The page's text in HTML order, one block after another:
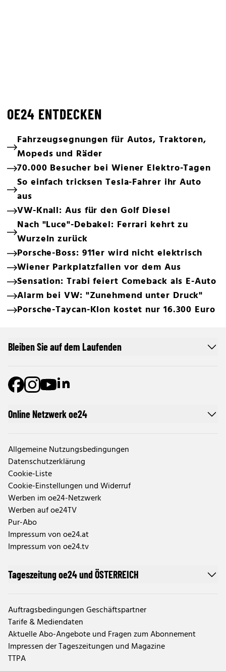
OE24 ENTDECKEN
Fahrzeugsegnungen für Autos, Traktoren,
Mopeds und Räder
70.000 Besucher bei Wiener Elektro-Tagen
So einfach tricksen Tesla-Fahrer ihr Auto
aus
VW-Knall: Aus für den Golf Diesel
Nach "Luce"-Debakel: Ferrari kehrt zu
Wurzeln zurück
Porsche-Boss: 911er wird nicht elektrisch
Wiener Parkplatzfallen vor dem Aus
Sensation: Trabi feiert Comeback als E-Auto
Alarm bei VW: "Zunehmend unter Druck"
Porsche-Taycan-Klon kostet nur 16.300 Euro
Online Netzwerk oe24
Allgemeine Nutzungsbedingungen
Datenschutzerklärung
Cookie-Liste
Cookie-Einstellungen und Widerruf
Werben im oe24-Netzwerk
Werben auf oe24TV
Pur-Abo
Impressum von oe24.at
Impressum von oe24.tv
Tageszeitung oe24 und ÖSTERREICH
Auftragsbedingungen Geschäftspartner
Tarife & Mediendaten
Aktuelle Abo-Angebote und Fragen zum Abonnement
Impressen der Tageszeitungen und Magazine
TTPA
Bleiben Sie auf dem Laufenden